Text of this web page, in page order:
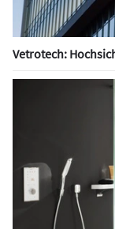
Vetrotech: